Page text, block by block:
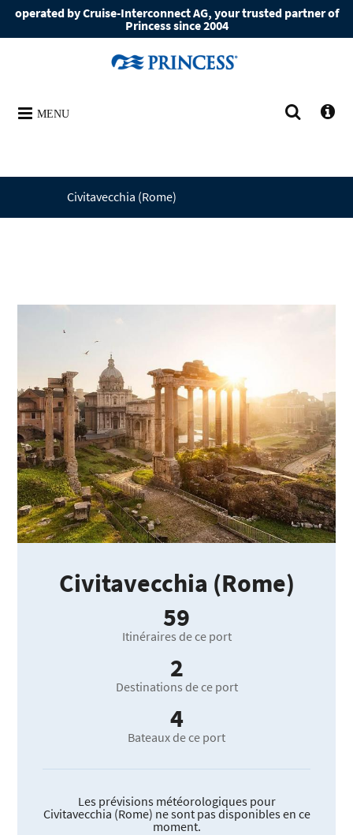
operated by Cruise-Interconnect AG, your trusted partner of
Princess since 2004
MENU
Civitavecchia (Rome)
Civitavecchia (Rome)
59
Itinéraires de ce port
2
Destinations de ce port
4
Bateaux de ce port
Les prévisions météorologiques pour
Civitavecchia (Rome) ne sont pas disponibles en ce
moment.